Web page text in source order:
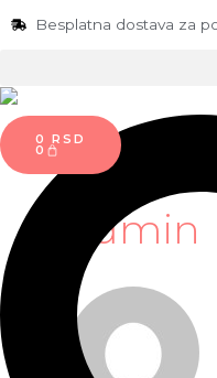
Besplatna dostava za
0 RSD
0
admin